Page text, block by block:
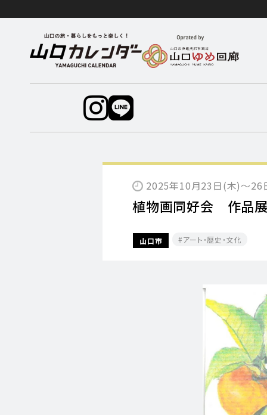
2025年10月23日(木)～26
植物画同好会 作品展
山口市 アート・歴史・文化